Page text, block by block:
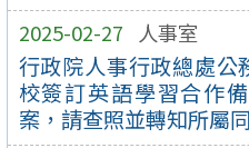
2025-02-27 人事室
行政院人事行政總處公
校簽訂英語學習合作
案，請查照並轉知所屬